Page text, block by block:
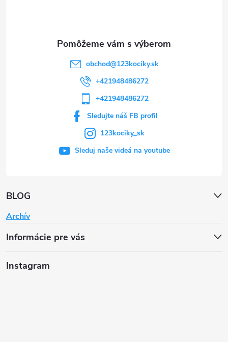
BLOG
Archív
Informácie pre vás
obchod@123kociky.sk
+421948486272
+421948486272
Sledujte náš FB profil
123kociky_sk
Sleduj naše videá na youtube
Instagram